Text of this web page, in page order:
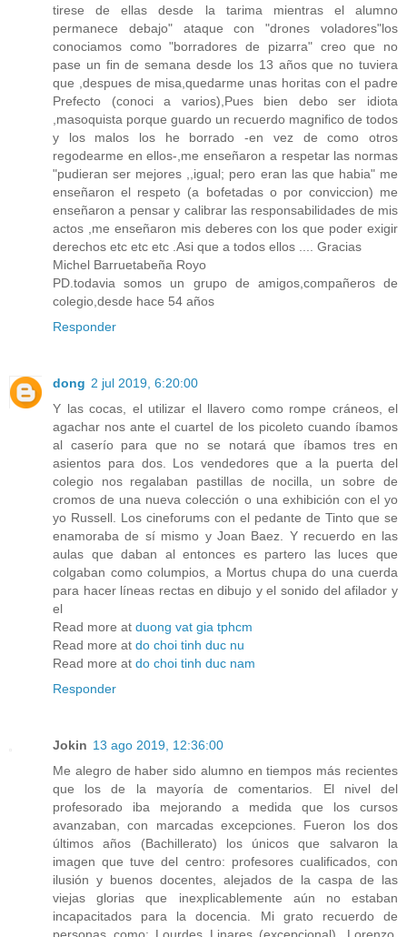
tirese de ellas desde la tarima mientras el alumno
permanece debajo" ataque con "drones voladores"los
conociamos como "borradores de pizarra" creo que no
pase un fin de semana desde los 13 años que no tuviera
que ,despues de misa,quedarme unas horitas con el padre
Prefecto (conoci a varios),Pues bien debo ser idiota
,masoquista porque guardo un recuerdo magnifico de todos
y los malos los he borrado -en vez de como otros
regodearme en ellos-,me enseñaron a respetar las normas
"pudieran ser mejores ,,igual; pero eran las que habia" me
enseñaron el respeto (a bofetadas o por conviccion) me
enseñaron a pensar y calibrar las responsabilidades de mis
actos ,me enseñaron mis deberes con los que poder exigir
derechos etc etc etc .Asi que a todos ellos .... Gracias
Michel Barruetabeña Royo
PD.todavia somos un grupo de amigos,compañeros de
colegio,desde hace 54 años
Responder
dong 2 jul 2019, 6:20:00
Y las cocas, el utilizar el llavero como rompe cráneos, el
agachar nos ante el cuartel de los picoleto cuando íbamos
al caserío para que no se notará que íbamos tres en
asientos para dos. Los vendedores que a la puerta del
colegio nos regalaban pastillas de nocilla, un sobre de
cromos de una nueva colección o una exhibición con el yo
yo Russell. Los cineforums con el pedante de Tinto que se
enamoraba de sí mismo y Joan Baez. Y recuerdo en las
aulas que daban al entonces es partero las luces que
colgaban como columpios, a Mortus chupa do una cuerda
para hacer líneas rectas en dibujo y el sonido del afilador y
el
Read more at duong vat gia tphcm
Read more at do choi tinh duc nu
Read more at do choi tinh duc nam
Responder
Jokin 13 ago 2019, 12:36:00
Me alegro de haber sido alumno en tiempos más recientes
que los de la mayoría de comentarios. El nivel del
profesorado iba mejorando a medida que los cursos
avanzaban, con marcadas excepciones. Fueron los dos
últimos años (Bachillerato) los únicos que salvaron la
imagen que tuve del centro: profesores cualificados, con
ilusión y buenos docentes, alejados de la caspa de las
viejas glorias que inexplicablemente aún no estaban
incapacitados para la docencia. Mi grato recuerdo de
personas como: Lourdes Linares (excepcional), Lorenzo,